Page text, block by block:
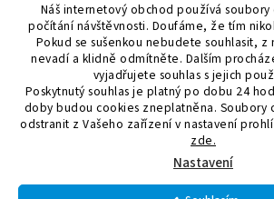
Náš internetový obchod používá
počítání návštěvnosti. Doufáme, že tím
Pokud se sušenkou nebudete souhlasit, z
nevadí a klidně odmítněte. Dalším
vyjadřujete souhlas s jejich
Poskytnutý souhlas je platný po dobu 24
doby budou cookies zneplatněna. Soubory
odstranit z Vašeho zařízení v nastavení
zde.
Nastavení
Vytvořil Shoptet